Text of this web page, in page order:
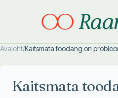
Avaleht/Kaitsmata toodang on
Kaitsmata